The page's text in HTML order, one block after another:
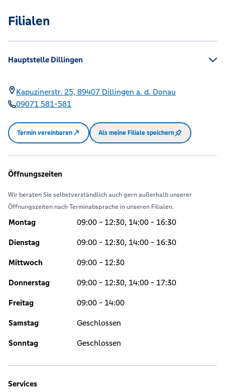
Filialen
Hauptstelle Dillingen
Kapuzinerstr. 25, 89407 Dillingen a. d. Donau
09071 581-581
Termin vereinbaren Als meine Filiale speichern
Öffnungszeiten
Wir beraten Sie selbstverständlich auch gern außerhalb unserer
Öffnungszeiten nach Terminabsprache in unseren Filialen.
Montag 09:00 - 12:30, 14:00 - 16:30
Dienstag 09:00 - 12:30, 14:00 - 16:30
Mittwoch 09:00 - 12:30
Donnerstag 09:00 - 12:30, 14:00 - 17:30
Freitag 09:00 - 14:00
Samstag Geschlossen
Sonntag Geschlossen
Services